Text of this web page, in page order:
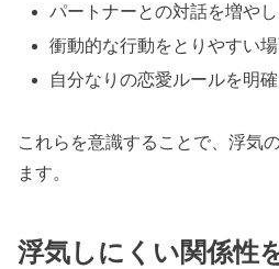
パートナーとの対話を増や
衝動的な行動をとりやすい
自分なりの恋愛ルールを明
これらを意識することで、浮気
ます。
浮気しにくい関係性